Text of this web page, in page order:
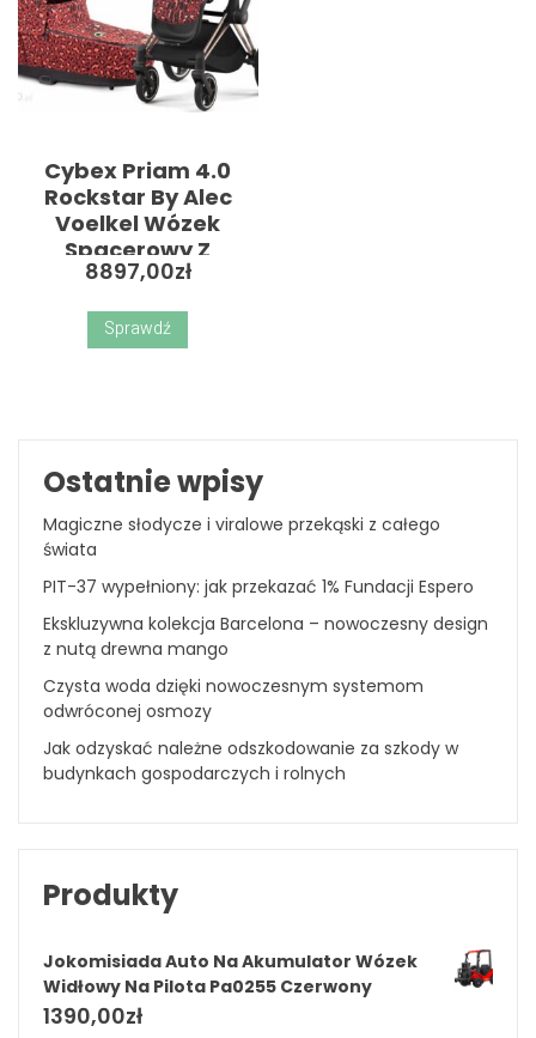
Cybex Priam 4.0
Rockstar By Alec
Voelkel Wózek
Spacerowy Z
Gondolą Lux-
Voelkel-Chrome Z
Czarną Rączką
8897,00zł
Sprawdź
Ostatnie wpisy
Magiczne słodycze i viralowe przekąski z całego
świata
PIT-37 wypełniony: jak przekazać 1% Fundacji Espero
Ekskluzywna kolekcja Barcelona – nowoczesny design
z nutą drewna mango
Czysta woda dzięki nowoczesnym systemom
odwróconej osmozy
Jak odzyskać należne odszkodowanie za szkody w
budynkach gospodarczych i rolnych
Produkty
Jokomisiada Auto Na Akumulator Wózek
Widłowy Na Pilota Pa0255 Czerwony
1390,00zł